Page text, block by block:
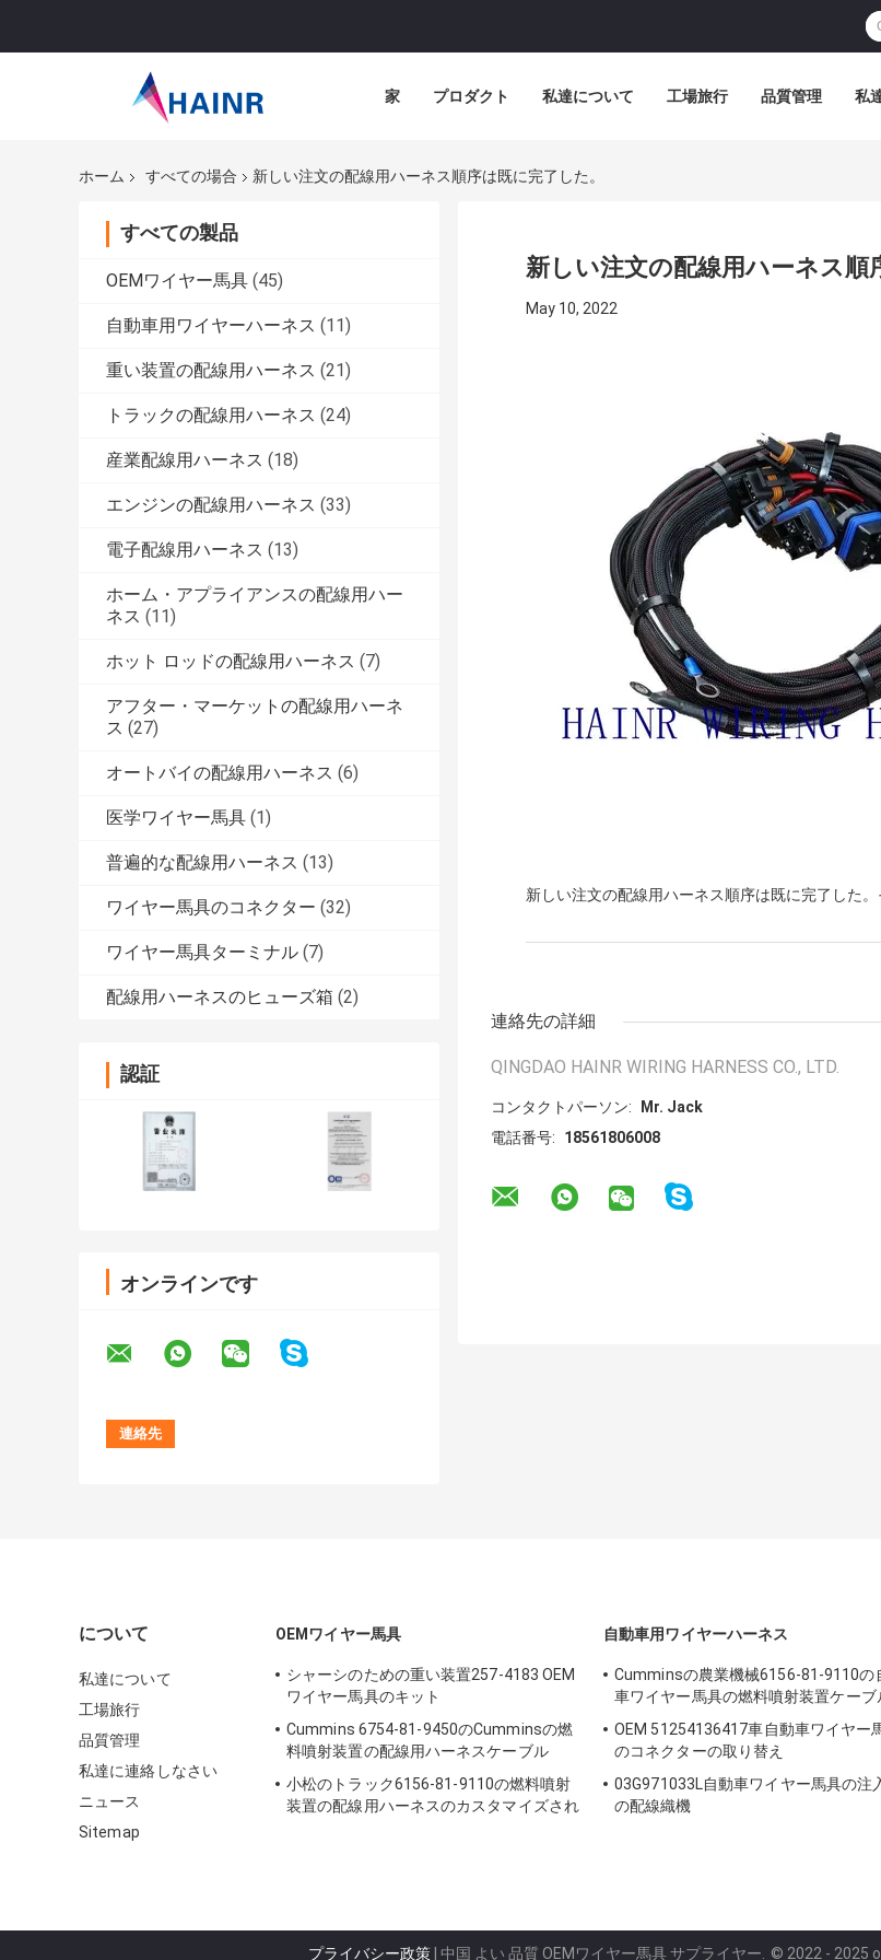
家 プロダクト 私達について 工場旅行 品質管理 私
ホーム すべての場合 新しい注文の配線用ハーネス順序は既に完了した。
すべての製品
OEMワイヤー馬具 (45)
自動車用ワイヤーハーネス (11)
重い装置の配線用ハーネス (21)
トラックの配線用ハーネス (24)
産業配線用ハーネス (18)
エンジンの配線用ハーネス (33)
電子配線用ハーネス (13)
ホーム・アプライアンスの配線用ハー
ネス (11)
ホット ロッドの配線用ハーネス (7)
アフター・マーケットの配線用ハーネ
ス (27)
オートバイの配線用ハーネス (6)
医学ワイヤー馬具 (1)
普遍的な配線用ハーネス (13)
ワイヤー馬具のコネクター (32)
ワイヤー馬具ターミナル (7)
配線用ハーネスのヒューズ箱 (2)
認証
オンラインです
新しい注文の配線用ハーネス順
May 10, 2022
新しい注文の配線用ハーネス順序は既に完了した
連絡先の詳細
QINGDAO HAINR WIRING HARNESS CO., LTD.
コンタクトパーソン:
Mr. Jack
電話番号:
18561806008
について
私達について
工場旅行
品質管理
私達に連絡しなさい
ニュース
Sitemap
OEMワイヤー馬具
シャーシのための重い装置257-4183 OEM
ワイヤー馬具のキット
Cummins 6754-81-9450のCumminsの燃
料噴射装置の配線用ハーネスケーブル
小松のトラック6156-81-9110の燃料噴射
装置の配線用ハーネスのカスタマイズされ
自動車用ワイヤーハーネス
Cumminsの農業機械6156-81-9110の
車ワイヤー馬具の燃料噴射装置ケーブ
OEM 51254136417車自動車ワイヤー
のコネクターの取り替え
03G971033L自動車ワイヤー馬具の注
の配線織機
プライバシー政策 | 中国 よい 品質 OEMワイヤー馬具 サプライヤー. © 2022 - 2025